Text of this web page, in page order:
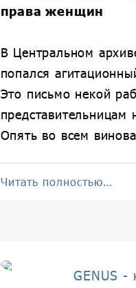
права женщин
В Центральном
попался
Это письмо некой
представительницам
Опять во всем
Читать полностью…
GENUS -